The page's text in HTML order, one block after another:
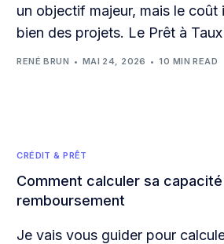
un objectif majeur, mais le coût
bien des projets. Le Prêt à
RENÉ BRUN MAI 24, 2026 10 MIN READ
CRÉDIT & PRÊT
Comment calculer sa
remboursement
Je vais vous guider pour